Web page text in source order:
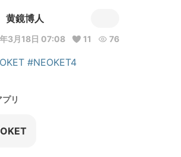
黄鏡博人
3月18日 07:08 11 76
#NEOKET4
リ